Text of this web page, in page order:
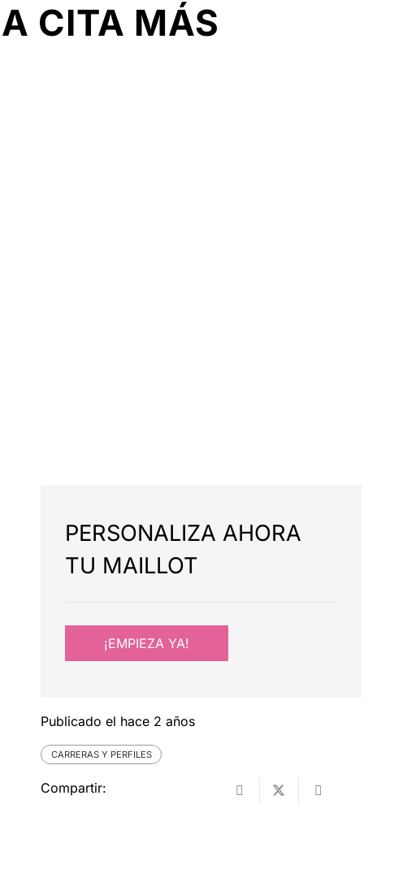
CITA MÁS
PERSONALIZA AHORA
TU MAILLOT
¡EMPIEZA YA!
Publicado el hace 2 años
CARRERAS Y PERFILES
Compartir: